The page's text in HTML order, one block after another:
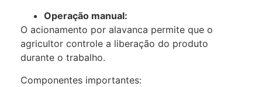
Operação manual:
O acionamento por alavanca permite que o
agricultor controle a liberação do produto
durante o trabalho.
Componentes importantes: